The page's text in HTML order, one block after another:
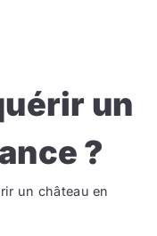
un
?
un château en